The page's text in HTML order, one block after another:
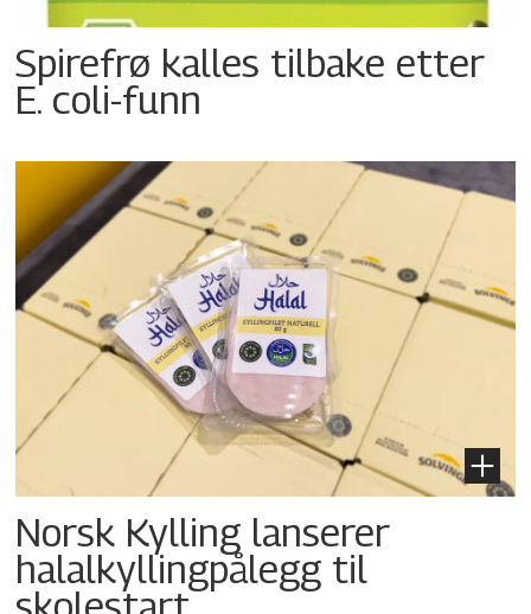
Spirefrø kalles tilbake etter
E. coli-funn
Norsk Kylling lanserer
halalkyllingpålegg til